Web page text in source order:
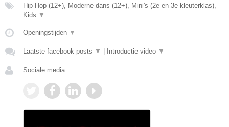
Hip-Hop (12+), Moderne dans (12+), Mini's (2e en 3e kleuterklas),
Kids ▼
Openingstijden ▼
Laatste facebook posts ▼ | Introductie video ▼
Sociale media: